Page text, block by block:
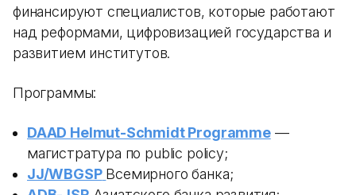
финансируют специалистов, которые работают
над реформами, цифровизацией государства и
развитием институтов.
Программы:
DAAD Helmut-Schmidt Programme—
магистратура по public policy;
JJ/WBGSP Всемирного банка;